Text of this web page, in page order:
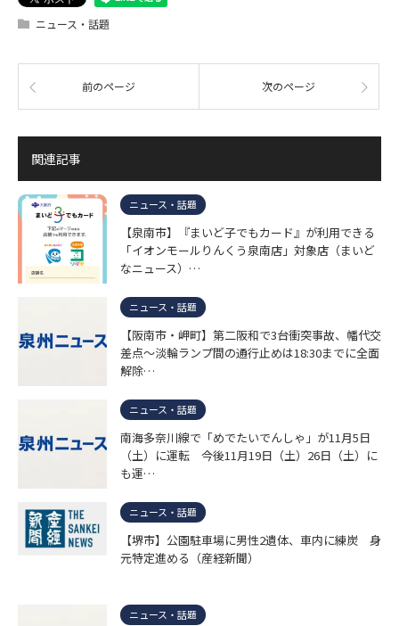
ニュース・話題
前のページ 次のページ
関連記事
ニュース・話題
【泉南市】『まいど子でもカード』が利用できる
「イオンモールりんくう泉南店」対象店（まいど
なニュース）…
ニュース・話題
【阪南市・岬町】第二阪和で3台衝突事故、幡代交
差点〜淡輪ランプ間の通行止めは18:30までに全面
解除…
ニュース・話題
南海多奈川線で「めでたいでんしゃ」が11月5日
（土）に運転 今後11月19日（土）26日（土）に
も運…
ニュース・話題
【堺市】公園駐車場に男性2遺体、車内に練炭 身
元特定進める（産経新聞）
ニュース・話題